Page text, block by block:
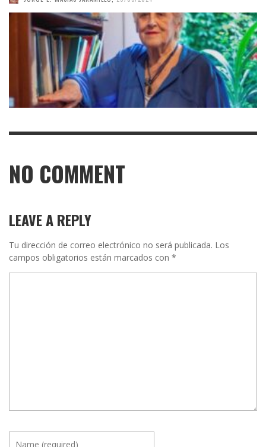
NO COMMENT
LEAVE A REPLY
Tu dirección de correo electrónico no será publicada. Los
campos obligatorios están marcados con *